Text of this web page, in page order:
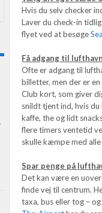
Hvis du selv checker
Laver du check-in
flyet ved at besøge
Få adgang til
Ofte er adgang til
billetter, men der er
Club kort, som giver
snildt tjent ind, hvis du
kaffe, the og lidt
flere timers ventetid
skulle kæmpe med
Spar penge på
Det kan være en
finde vej til centrum.
taxa, bus eller tog –